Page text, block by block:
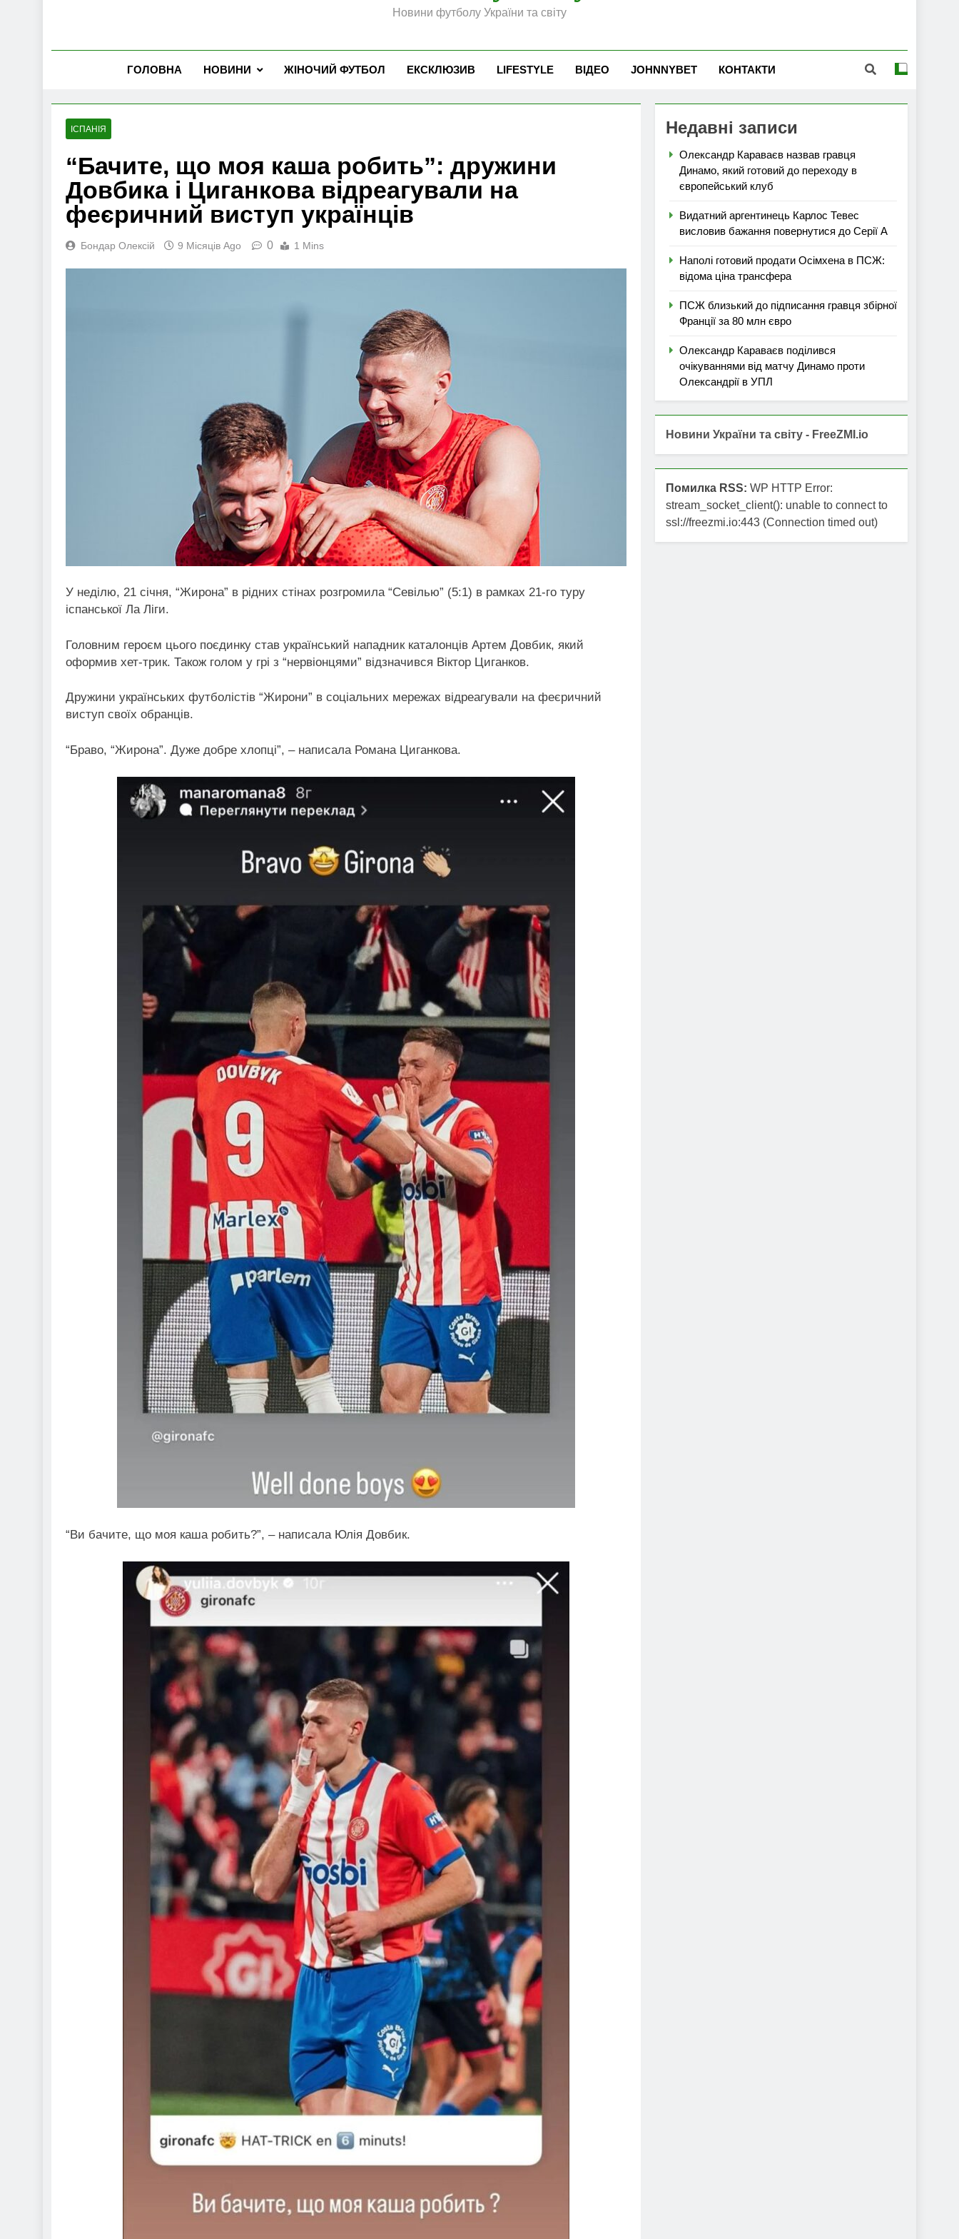
Новини футболу України та світу
ГОЛОВНА НОВИНИ ЖІНОЧИЙ ФУТБОЛ ЕКСКЛЮЗИВ LIFESTYLE ВІДЕО JOHNNYBET КОНТАКТИ
ІСПАНІЯ
“Бачите, що моя каша робить”: дружини
Довбика і Циганкова відреагували на
феєричний виступ українців
Бондар Олексій 9 Місяців Ago 0 1 Mins
У неділю, 21 січня, “Жирона” в рідних стінах розгромила “Севілью” (5:1) в рамках 21-го туру
іспанської Ла Ліги.
Головним героєм цього поєдинку став український нападник каталонців Артем Довбик, який
оформив хет-трик. Також голом у грі з “нервіонцями” відзначився Віктор Циганков.
Дружини українських футболістів “Жирони” в соціальних мережах відреагували на феєричний
виступ своїх обранців.
“Браво, “Жирона”. Дуже добре хлопці”, – написала Романа Циганкова.
“Ви бачите, що моя каша робить?”, – написала Юлія Довбик.
Недавні записи
Олександр Караваєв назвав гравця
Динамо, який готовий до переходу в
європейський клуб
Видатний аргентинець Карлос Тевес
висловив бажання повернутися до Серії А
Наполі готовий продати Осімхена в ПСЖ:
відома ціна трансфера
ПСЖ близький до підписання гравця збірної
Франції за 80 млн євро
Олександр Караваєв поділився
очікуваннями від матчу Динамо проти
Олександрії в УПЛ
Новини України та світу - FreeZMI.io
Помилка RSS: WP HTTP Error:
stream_socket_client(): unable to connect to
ssl://freezmi.io:443 (Connection timed out)